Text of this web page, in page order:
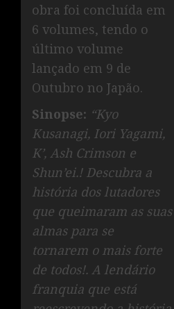
obra foi concluída em
6 volumes, tendo o
último volume
lançado em 9 de
Outubro no Japão.
Sinopse: “Kyo
Kusanagi, Iori Yagami,
K’, Ash Crimson e
Shun’ei.! Descubra a
história dos lutadores
que queimaram as suas
almas para se
tornarem o mais forte
de todos!. A lendário
franquia que está